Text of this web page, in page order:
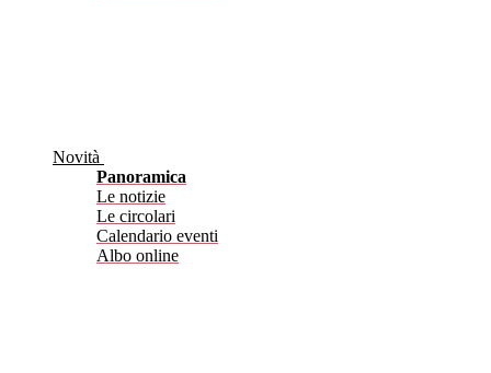
Novità
Panoramica
Le notizie
Le circolari
Calendario eventi
Albo online